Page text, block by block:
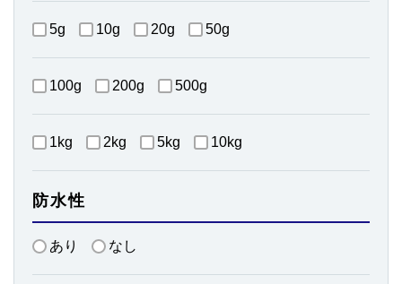
5g 10g 20g 50g
100g 200g 500g
1kg 2kg 5kg 10kg
防水性
あり なし